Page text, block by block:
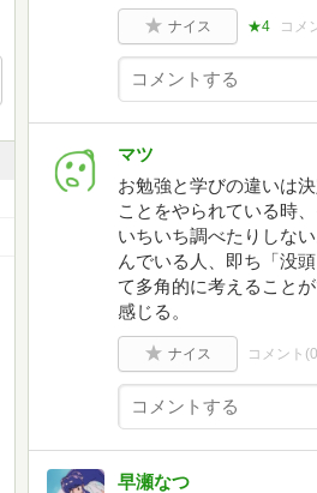
ナイス ★4 コメ
マツ
お勉強と学びの違いは
ことをやられている時
いちいち調べたりしな
んでいる人、即ち「没
て多角的に考えること
感じる。
ナイス コメント(0
早瀬なつ